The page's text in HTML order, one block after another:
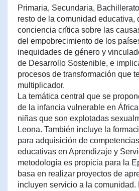
Primaria, Secundaria,
resto de la comunidad educativa,
conciencia crítica sobre las
del empobrecimiento de los
inequidades de género y
de Desarrollo Sostenible, e
procesos de transformación que
multiplicador.
La temática central que se
de la infancia vulnerable en
niñas que son explotadas
Leona. También incluye la
para adquisición de
educativas en Aprendizaje y
metodología es propicia para la
basa en realizar proyectos de
incluyen servicio a la comunidad.